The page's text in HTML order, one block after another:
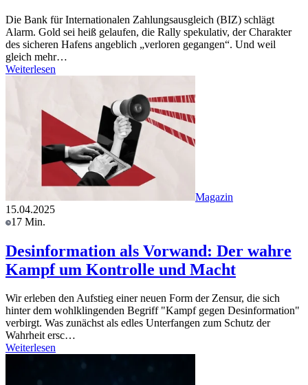
Die Bank für Internationalen Zahlungsausgleich (BIZ) schlägt
Alarm. Gold sei heiß gelaufen, die Rally spekulativ, der Charakter
des sicheren Hafens angeblich „verloren gegangen“. Und weil
gleich mehr…
Weiterlesen
Magazin
15.04.2025
17 Min.
Desinformation als Vorwand: Der wahre
Kampf um Kontrolle und Macht
Wir erleben den Aufstieg einer neuen Form der Zensur, die sich
hinter dem wohlklingenden Begriff "Kampf gegen Desinformation"
verbirgt. Was zunächst als edles Unterfangen zum Schutz der
Wahrheit ersc…
Weiterlesen